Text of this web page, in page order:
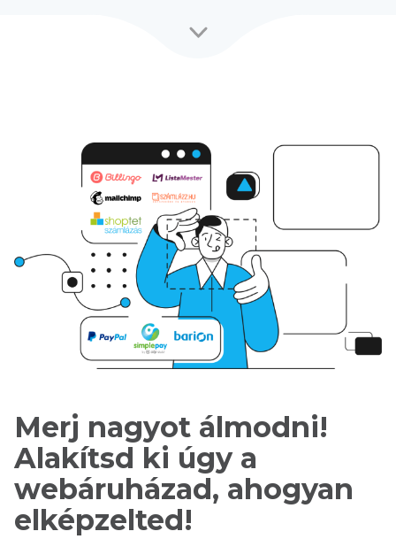
Merj nagyot álmodni!
Alakítsd ki úgy a
webáruházad, ahogyan
elképzelted!